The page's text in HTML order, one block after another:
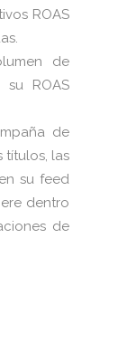
ROAS
de
su ROAS
de
títulos, las
su feed
dentro
de